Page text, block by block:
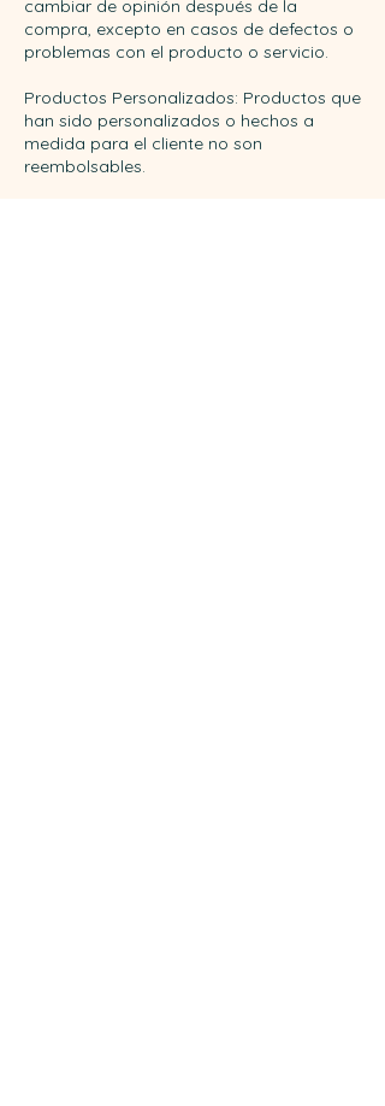
cambiar de opinión después de la
compra, excepto en casos de defectos o
problemas con el producto o servicio.
Productos Personalizados: Productos que
han sido personalizados o hechos a
medida para el cliente no son
reembolsables.